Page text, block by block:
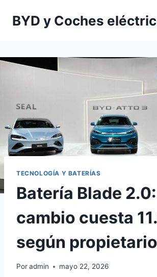
BYD y Coches
TECNOLOGÍA Y BATERÍAS
Batería Blade 2.0:
cambio cuesta
según
Poradmin mayo 22, 2026